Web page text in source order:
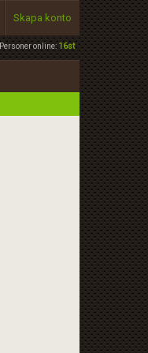
Personer online:16st
Skapa konto